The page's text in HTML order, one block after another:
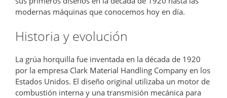
modernas máquinas que conocemos hoy en día.
Historia y evolución
La grúa horquilla fue inventada en la década de 1920
por la empresa Clark Material Handling Company en los
Estados Unidos. El diseño original utilizaba un motor de
combustión interna y una transmisión mecánica para